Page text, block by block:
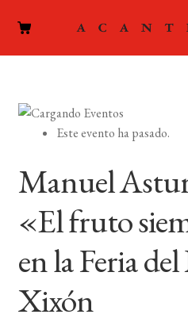
LA
Este evento ha pasado.
Manuel
«El fruto
en la Feria
Xixón